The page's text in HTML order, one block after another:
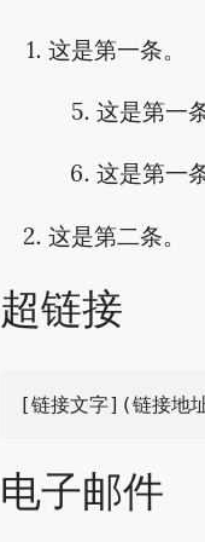
这是第一条。
这是第一
这是第一
这是第二条。
超链接
电子邮件